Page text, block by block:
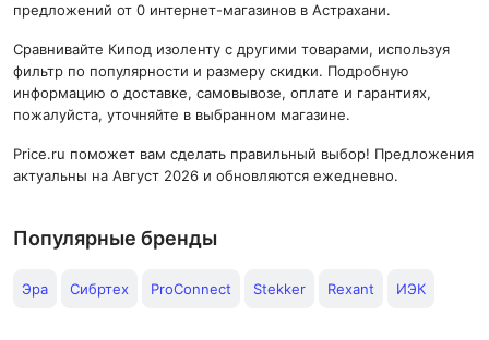
предложений от 0 интернет-магазинов в Астрахани.
Сравнивайте Кипод изоленту с другими товарами, используя
фильтр по популярности и размеру скидки. Подробную
информацию о доставке, самовывозе, оплате и гарантиях,
пожалуйста, уточняйте в выбранном магазине.
Price.ru поможет вам сделать правильный выбор! Предложения
актуальны на Август 2026 и обновляются ежедневно.
Популярные бренды
Эра Сибртех ProConnect Stekker Rexant ИЭК